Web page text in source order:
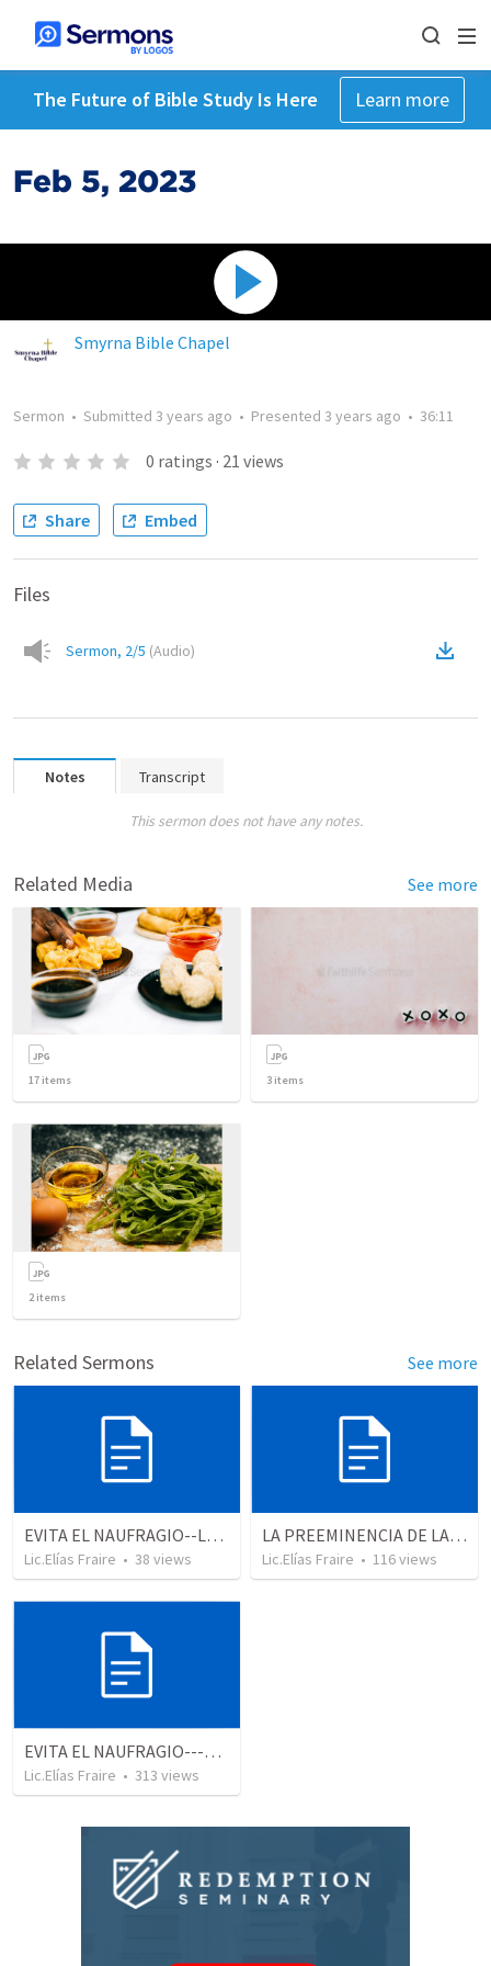
The Future of Bible Study Is Here Learn more
Feb 5, 2023
Smyrna Bible Chapel
Sermon • Submitted 3 years ago • Presented 3 years ago • 36:11
0 ratings · 21 views
Share Embed
Files
Sermon, 2/5 (Audio)
Notes Transcript
This sermon does not have any notes.
Related Media See more
17 items 3 items
2items
Related Sermons See more
EVITA EL NAUFRAGIO--LECCIÓN
Lic.Elías Fraire • 38 views
LA PREEMINENCIA DE LA ORACIÓN--LECCIÓN
Lic.Elías Fraire • 116views
EVITA EL NAUFRAGIO---LECCIÓN
Lic.Elías Fraire • 313 views